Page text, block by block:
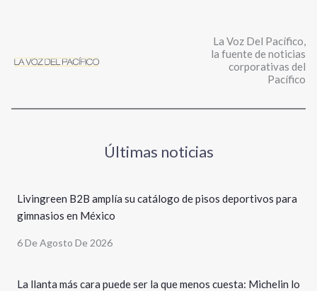
La Voz Del Pacífico,
la fuente de noticias
corporativas del
Pacífico
Últimas noticias
Livingreen B2B amplía su catálogo de pisos deportivos para
gimnasios en México
6 De Agosto De 2026
La llanta más cara puede ser la que menos cuesta: Michelin lo